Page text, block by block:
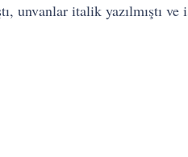
unvanlar italik yazılmıştı ve